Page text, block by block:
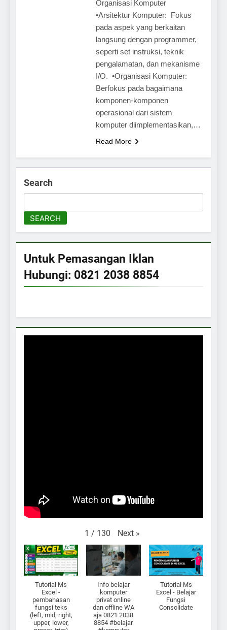
Organisasi Komputer
•Arsitektur Komputer: Fokus
pada aspek yang berkaitan
langsung dengan programmer,
seperti set instruksi, teknik
pengalamatan, dan mekanisme
I/O. •Organisasi Komputer:
Berfokus pada bagaimana
komponen-komponen
operasional dari sistem
komputer diimplementasikan,…
Read More
Search
SEARCH
Untuk Pemasangan Iklan
Hubungi: 0821 2038 8854
1 / 130 Next »
Tutorial Ms
Excel -
pembahasan
fungsi teks
(left, mid, right,
upper, lower,
Info belajar
komputer
privat online
dan offline WA
aja 0821 2038
8854 #belajar
Tutorial Ms
Excel - Belajar
Fungsi
Consolidate